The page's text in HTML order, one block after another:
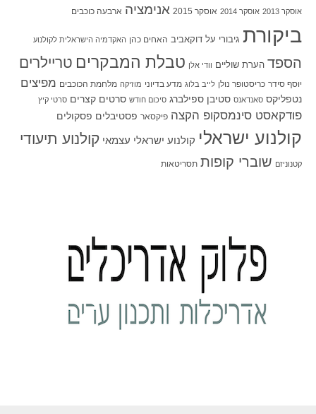
אוסקר 2013 אוסקר 2014 אוסקר 2015 אנימציה ארבעה כוכבים
ביקורת גיבורי על דוקאביב האחים כהן האקדמיה הישראלית לקולנוע
הספד הערת שוליים וודי אלן טבלת המבקרים טריילרים
יוסף סידר כריסטופר נולן לייב בלוג מדע בדיוני מוזיקה מלחמת הכוכבים מפיצים
נטפליקס סאנדאנס סטיבן ספילברג סיכום חודש סרטים קצרים סרטי קיץ
פודקאסט סינמסקופ הקצה פיקסאר פסטיבלים פסקולים
קולנוע ישראלי קולנוע ישראלי עצמאי קולנוע תיעודי
קטנוניזם שוברי קופות תסריטאות